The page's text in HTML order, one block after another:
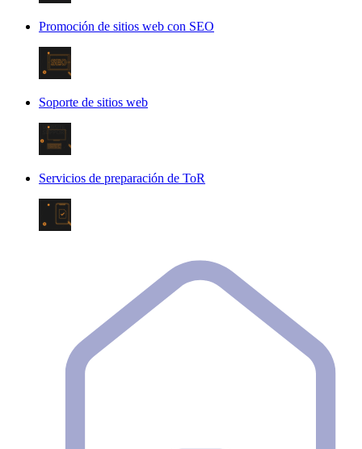
Promoción de sitios web con SEO
Soporte de sitios web
Servicios de preparación de ToR